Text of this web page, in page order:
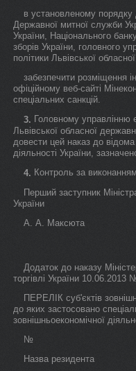
в установленому
Державної митної служби
України, Національного
зборів України, головного
політики Львівської
забезпечити розміщення
офіційному веб-сайті
спеціальних санкцій.
3. Головному управлінню
Львівської обласної
довести цей наказ до відома
діяльності України,
4. Контроль за
Перший заступник
України
А. А. Максюта
Додаток до наказу
торгівлі України 10.06.2013
ПЕРЕЛІК суб'єктів
до яких застосовано
зовнішньоекономічної
№
Назва резидента